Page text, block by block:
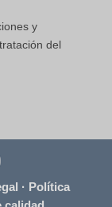
y
del
· Política